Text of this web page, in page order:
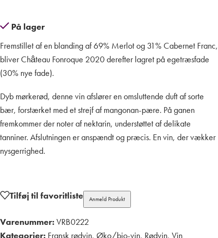
På lager
Fremstillet af en blanding af 69% Merlot og 31% Cabernet Franc,
bliver Château Fonroque 2020 derefter lagret på egetræsfade
(30% nye fade).
Dyb mørkerød, denne vin afslører en omsluttende duft af sorte
bær, forstærket med et strejf af mangonan-pære. På ganen
fremkommer der noter af nektarin, understøttet af delikate
tanniner. Afslutningen er anspændt og præcis. En vin, der vækker
nysgerrighed.
Tilføj til favoritliste Anmeld Produkt
Varenummer: VRB0222
Kategorier: Fransk rødvin, Øko/bio-vin, Rødvin, Vin